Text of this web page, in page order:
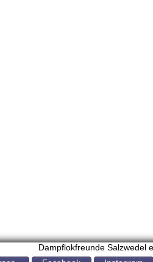
Dampflokfreunde Salzwedel